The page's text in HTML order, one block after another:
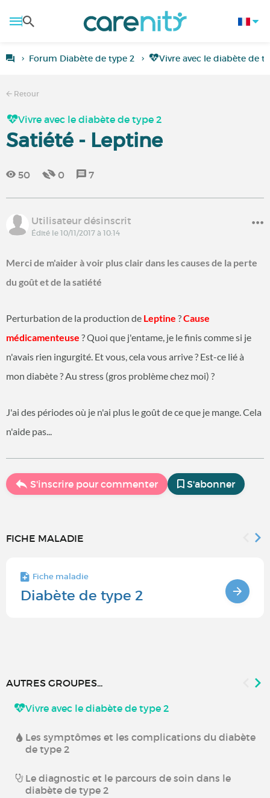
Forum Diabète de type 2 Vivre avec le diabète de
Retour
Vivre avec le diabète de type 2
Satiété - Leptine
50 0 7
Utilisateur désinscrit
Édité le 10/11/2017 à 10:14
Merci de m'aider à voir plus clair dans les causes de la perte
du goût et de la satiété
Perturbation de la production de Leptine ?Cause
médicamenteuse ? Quoi que j'entame, je le finis comme si je
n'avais rien ingurgité. Et vous, cela vous arrive ? Est-ce lié à
mon diabète ? Au stress (gros problème chez moi) ?
J'ai des périodes où je n'ai plus le goût de ce que je mange. Cela
n'aide pas...
S'inscrire pour commenter S'abonner
FICHE MALADIE
Fiche maladie
Diabète de type 2
AUTRES GROUPES...
Vivre avec le diabète de type 2
Les symptômes et les complications du diabète
de type 2
Le diagnostic et le parcours de soin dans le
diabète de type 2